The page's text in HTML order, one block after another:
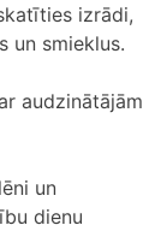
izrādi,
un smieklus.
audzinātājām
un
dienu